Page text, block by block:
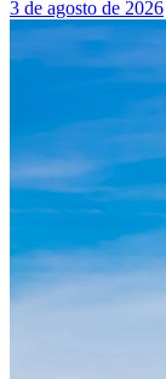
3 de agosto de 2026